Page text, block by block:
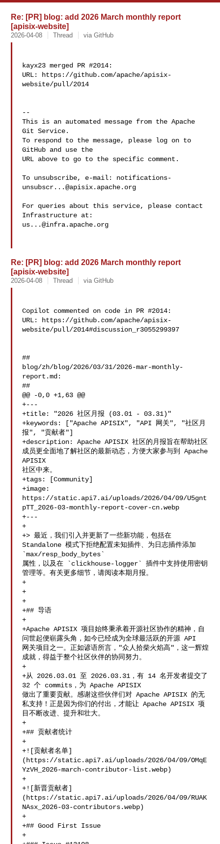
Re: [PR] blog: add 2026 March monthly report
[apisix-website]
2026-04-08 Thread via GitHub
kayx23 merged PR #2014:
URL: https://github.com/apache/apisix-
website/pull/2014
--
This is an automated message from the Apache
Git Service.
To respond to the message, please log on to
GitHub and use the
URL above to go to the specific comment.
To unsubscribe, e-mail: notifications-
unsubscr...@apisix.apache.org
For queries about this service, please contact
us...@infra.apache.org
Re: [PR] blog: add 2026 March monthly report
[apisix-website]
2026-04-08 Thread via GitHub
Copilot commented on code in PR #2014:
URL: https://github.com/apache/apisix-
website/pull/2014#discussion_r3055299397
##
blog/zh/blog/2026/03/31/2026-mar-monthly-
report.md:
##
@@ -0,0 +1,63 @@
+---
+title: "2026 社区月报 (03.01 - 03.31)"
+keywords: ["Apache APISIX", "API 网关", "社区月
报", "贡献者"]
+description: Apache APISIX 社区的月报旨在帮助社区
成员更全面地了解社区的最新动态，方便大家参与到 Apache
APISIX
社区中来。
+tags: [Community]
+image:
https://static.api7.ai/uploads/2026/04/09/U5gnt
pTT_2026-03-monthly-report-cover-cn.webp
+---
+
+> 最近，我们引入并更新了一些新功能，包括在
Standalone 模式下拒绝配置未知插件、为日志插件添加
`max/resp_body_bytes`
属性，以及在 `clickhouse-logger` 插件中支持使用密钥
管理等。有关更多细节，请阅读本期月报。
+
+
+
+## 导语
+
+Apache APISIX 项目始终秉承着开源社区协作的精神，自
问世起便崭露头角，如今已经成为全球最活跃的开源 API
网关项目之一。正如谚语所言，"众人拾柴火焰高"，这一辉煌
成就，得益于整个社区伙伴的协同努力。
+
+从 2026.03.01 至 2026.03.31，有 14 名开发者提交了
32 个 commits，为 Apache APISIX
做出了重要贡献。感谢这些伙伴们对 Apache APISIX 的无
私支持！正是因为你们的付出，才能让 Apache APISIX 项
目不断改进、提升和壮大。
+
+## 贡献者统计
+
+![贡献者名单]
(https://static.api7.ai/uploads/2026/04/09/OMqE
YzVH_2026-march-contributor-list.webp)
+
+![新晋贡献者]
(https://static.api7.ai/uploads/2026/04/09/RUAK
NAsx_2026-03-contributors.webp)
+
+## Good First Issue
+